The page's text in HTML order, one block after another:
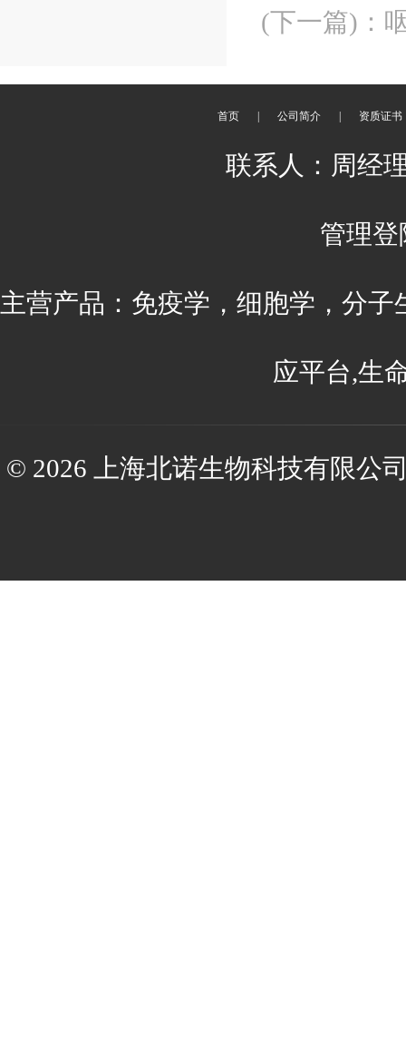
(下一篇) ：
首页 公司简介 资质证书
联系人：周经
管理登
主营产品：免疫学，细胞学，分
应平台,生
© 2026 上海北诺生物科技有限公